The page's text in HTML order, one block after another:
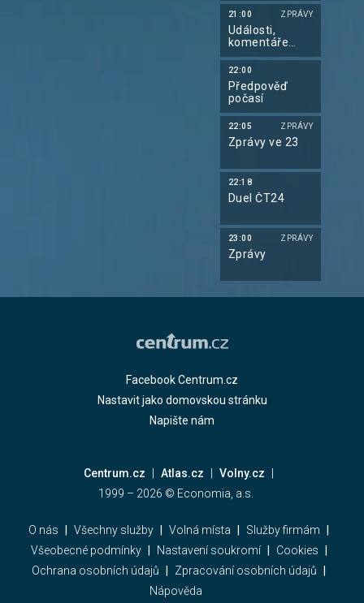
21:00 ZPRÁVY
Události,
komentáře
týdne
22:00
Předpověď
počasí
22:05 ZPRÁVY
Zprávy ve 23
22:18
Duel ČT24
23:00 ZPRÁVY
Zprávy
Facebook Centrum.cz
Nastavit jako domovskou stránku
Napište nám
Centrum.cz Atlas.cz
Volny.cz
1999 – 2026 © Economia, a.s.
O nás Všechny služby Volná místa
Služby firmám
Všeobecné podmínky
Nastavení soukromí
Cookies
Ochrana osobních údajů
Zpracování osobních údajů
Nápověda